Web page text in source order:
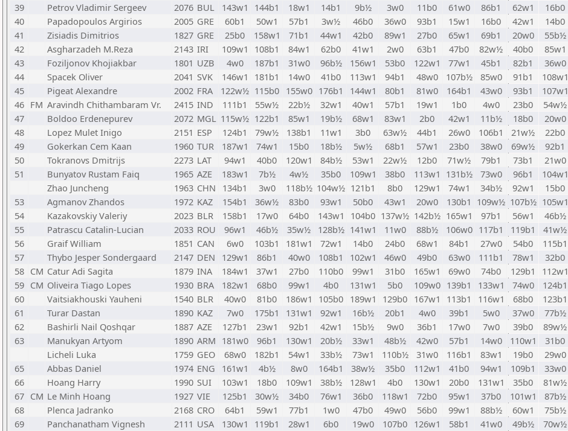
39
Petrov Vladimir Sergeev 2076 BUL 143w1 144b1 18w1 14b1 9b½ 3w0 11b0 61w0 86b1 62w1 16b0
40
Papadopoulos Argirios 2005 GRE 60b1 50w1 57b1 3w½ 46b0 36w0 93b1 15w1 16b0 42w1 14b0
41
Zisiadis Dimitrios 1827 GRE 25b0 158w1 71b1 44w1 42b0 89w1 27b0 65w1 69b1 20w0 55b½
42
Asgharzadeh M.Reza 2143 IRI 109w1 108b1 84w1 62b0 41w1 2w0 63b1 47b0 82w½ 40b0 85w1
43
Foziljonov Khojiakbar 1801 UZB 4w0 187b1 31w0 96b½ 156w1 53b0 122w1 77w1 45b1 82b1 36w0
44
Spacek Oliver 2041 SVK 146w1 181b1 14w0 41b0 113w1 94b1 48w0 107b½ 85w0 91b1 108w1
45
Pigeat Alexandre 2002 FRA 122w½ 115b0 155w0 176b1 144w1 80b1 81w0 164b1 43w0 93b1 107w1
46 FM Aravindh Chithambaram Vr. 2415 IND 111b1 55w½ 22b½ 32w1 40w1 57b1 19w1 1b0 4w0 23b0 54w½
47
Boldoo Erdenepurev 2072 MGL 115w½ 122b1 85w1 19b½ 68w1 83w1 2b0 42w1 11b½ 18b0 20w0
48
Lopez Mulet Inigo 2151 ESP 124b1 79w½ 138b1 11w1 3b0 63w½ 44b1 26w0 106b1 21w½ 22b0
49
Gokerkan Cem Kaan 1960 TUR 187w1 74w1 15b0 18b½ 5w½ 68b1 57w1 23b0 38w0 69w½ 92b1
50
Tokranovs Dmitrijs 2273 LAT 94w1 40b0 120w1 84b½ 53w1 22w½ 12b0 71w½ 79b1 73b1 21w0
51
Bunyatov Rustam Faiq 1965 AZE 183w1 7b½ 4w½ 35b0 109w1 38b0 113w1 131b½ 73w0 96b1 104w1
Zhao Juncheng
1963 CHN 134b1 3w0 118b½ 104w½ 121b1 8b0 129w1 74w1 34b½ 92w1 15b0
53
Agmanov Zhandos 1972 KAZ 154b1 36w½ 83b0 93w1 50b0 43w1 20w0 130b1 109w½ 107b½ 105w1
54
Kazakovskiy Valeriy 2023 BLR 158b1 17w0 64b0 143w1 104b0 137w½ 142b½ 165w1 97b1 56w1 46b½
55
Patrascu Catalin-Lucian 2033 ROU 96w1 46b½ 35w½ 128b½ 141w1 11w0 88b½ 106w0 117b1 119b1 41w½
56
Graif William 1851 CAN 6w0 103b1 181w1 72w1 14b0 24b0 68w1 84b1 27w0 54b0 115b1
57
Thybo Jesper Sondergaard 2147 DEN 129w1 86b1 40w0 108b1 102w1 46w0 49b0 63w0 111b1 78w1 32b0
58 CM Catur Adi Sagita 1879 INA 184w1 37w1 27b0 110b0 99w1 31b0 165w1 69w0 74b0 129b1 112w1
59 CM Oliveira Tiago Lopes 1930 BRA 182w1 68b0 99w1 4b0 131w1 5b0 109w0 139b1 133w1 74w0 124b1
60
Vaitsiakhouski Yauheni 1540 BLR 40w0 81b0 186w1 105b0 189w1 129b0 167w1 113b1 116w1 68b0 123b1
61
Turar Dastan 1890 KAZ 7w0 175b1 131w1 92w1 16b½ 20b1 4w0 39b1 5w0 37w0 77b½
62
Bashirli Nail Qoshqar 1887 AZE 127b1 23w1 92b1 42w1 15b½ 9w0 36b1 17w0 7w0 39b0 89w½
63
Manukyan Artyom 1890 ARM 181w0 96b1 130w1 20b½ 33w1 48b½ 42w0 57b1 14w0 110w1 31b0
Licheli Luka
1759 GEO 68w0 182b1 54w1 33b½ 73w1 110b½ 31w0 116b1 83w1 19b0 29w0
65
Abbas Daniel 1974 ENG 161w1 4b½ 8w0 164b1 38w½ 35b0 112w1 41b0 94w1 109b1 33w0
66
Hoang Harry 1990 SUI 103w1 18b0 109w1 38b½ 128w1 4b0 130w1 20b0 131w1 35b0 81w½
67 CM Le Minh Hoang 1927 VIE 125b1 30w½ 34b0 76w1 36b0 118w1 72b0 95w1 37b0 101w1 87b½
68
Plenca Jadranko 2168 CRO 64b1 59w1 77b1 1w0 47b0 49w0 56b0 99w1 88b½ 60w1 75b½
69
Panchanatham Vignesh 2111 USA 130w1 119b1 28w1 6b0 19w0 107b0 126w1 58b1 41w0 49b½ 70w½